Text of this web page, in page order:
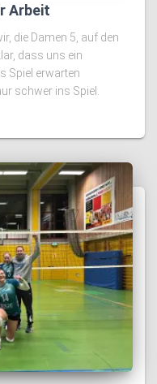
Arbeit
die Damen 5, auf den
dass uns ein
Spiel erwarten
schwer ins Spiel.